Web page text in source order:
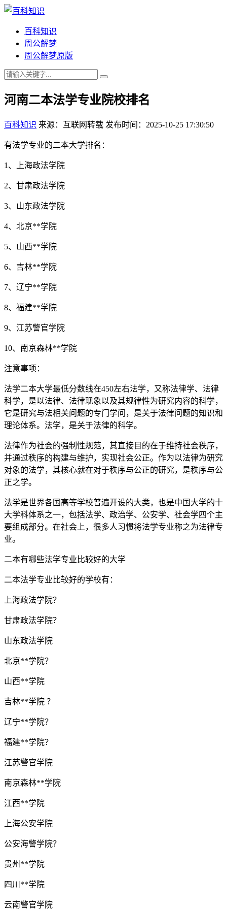
百科知识
周公解梦
周公解梦原版
河南二本法学专业院校排名
百科知识 来源：互联网转载 发布时间：2025-10-25 17:30:50
有法学专业的二本大学排名：
1、上海政法学院
2、甘肃政法学院
3、山东政法学院
4、北京**学院
5、山西**学院
6、吉林**学院
7、辽宁**学院
8、福建**学院
9、江苏警官学院
10、南京森林**学院
注意事项：
法学二本大学最低分数线在450左右法学，又称法律学、法律
科学，是以法律、法律现象以及其规律性为研究内容的科学，
它是研究与法相关问题的专门学问，是关于法律问题的知识和
理论体系。法学，是关于法律的科学。
法律作为社会的强制性规范，其直接目的在于维持社会秩序，
并通过秩序的构建与维护，实现社会公正。作为以法律为研究
对象的法学，其核心就在对于秩序与公正的研究，是秩序与公
正之学。
法学是世界各国高等学校普遍开设的大类，也是中国大学的十
大学科体系之一，包括法学、政治学、公安学、社会学四个主
要组成部分。在社会上，很多人习惯将法学专业称之为法律专
业。
二本有哪些法学专业比较好的大学
二本法学专业比较好的学校有：
上海政法学院？
甘肃政法学院？
山东政法学院
北京**学院？
山西**学院
吉林**学院 ？
辽宁**学院？
福建**学院？
江苏警官学院
南京森林**学院
江西**学院
上海公安学院
公安海警学院？
贵州**学院
四川**学院
云南警官学院